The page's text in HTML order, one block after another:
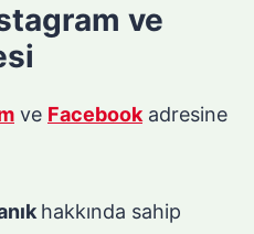
ve
ve Facebook adresine
hakkında sahip